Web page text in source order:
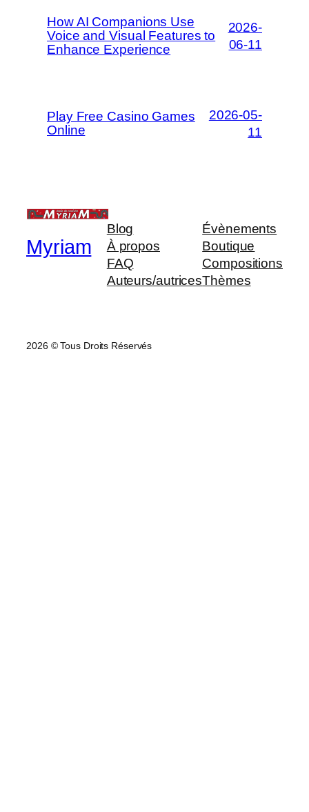
How AI Companions Use
Voice and Visual Features to
Enhance Experience
2026-
06-11
Play Free Casino Games
Online
2026-05-
11
Myriam
Blog
À propos
FAQ
Auteurs/autrices
Évènements
Boutique
Compositions
Thèmes
2026 © Tous Droits Réservés